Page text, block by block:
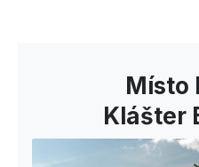
Místo
Klášter